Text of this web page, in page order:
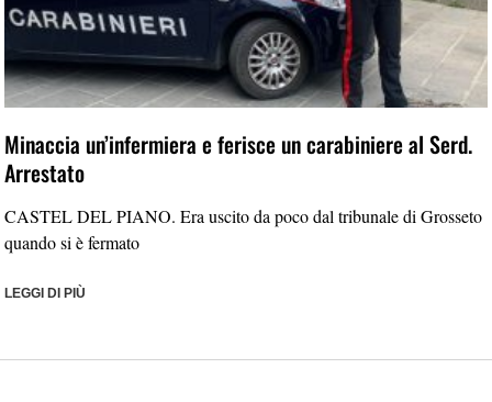
Minaccia un’infermiera e ferisce un carabiniere al Serd.
Arrestato
CASTEL DEL PIANO. Era uscito da poco dal tribunale di Grosseto
quando si è fermato
LEGGI DI PIÙ